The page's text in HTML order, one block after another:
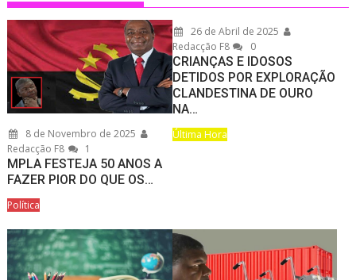
8 de Novembro de 2025
Redacção F8
1
MPLA FESTEJA 50 ANOS A
FAZER PIOR DO QUE OS…
Política
26 de Abril de 2025
Redacção F8
0
CRIANÇAS E IDOSOS
DETIDOS POR EXPLORAÇÃO
CLANDESTINA DE OURO
NA…
Última Hora